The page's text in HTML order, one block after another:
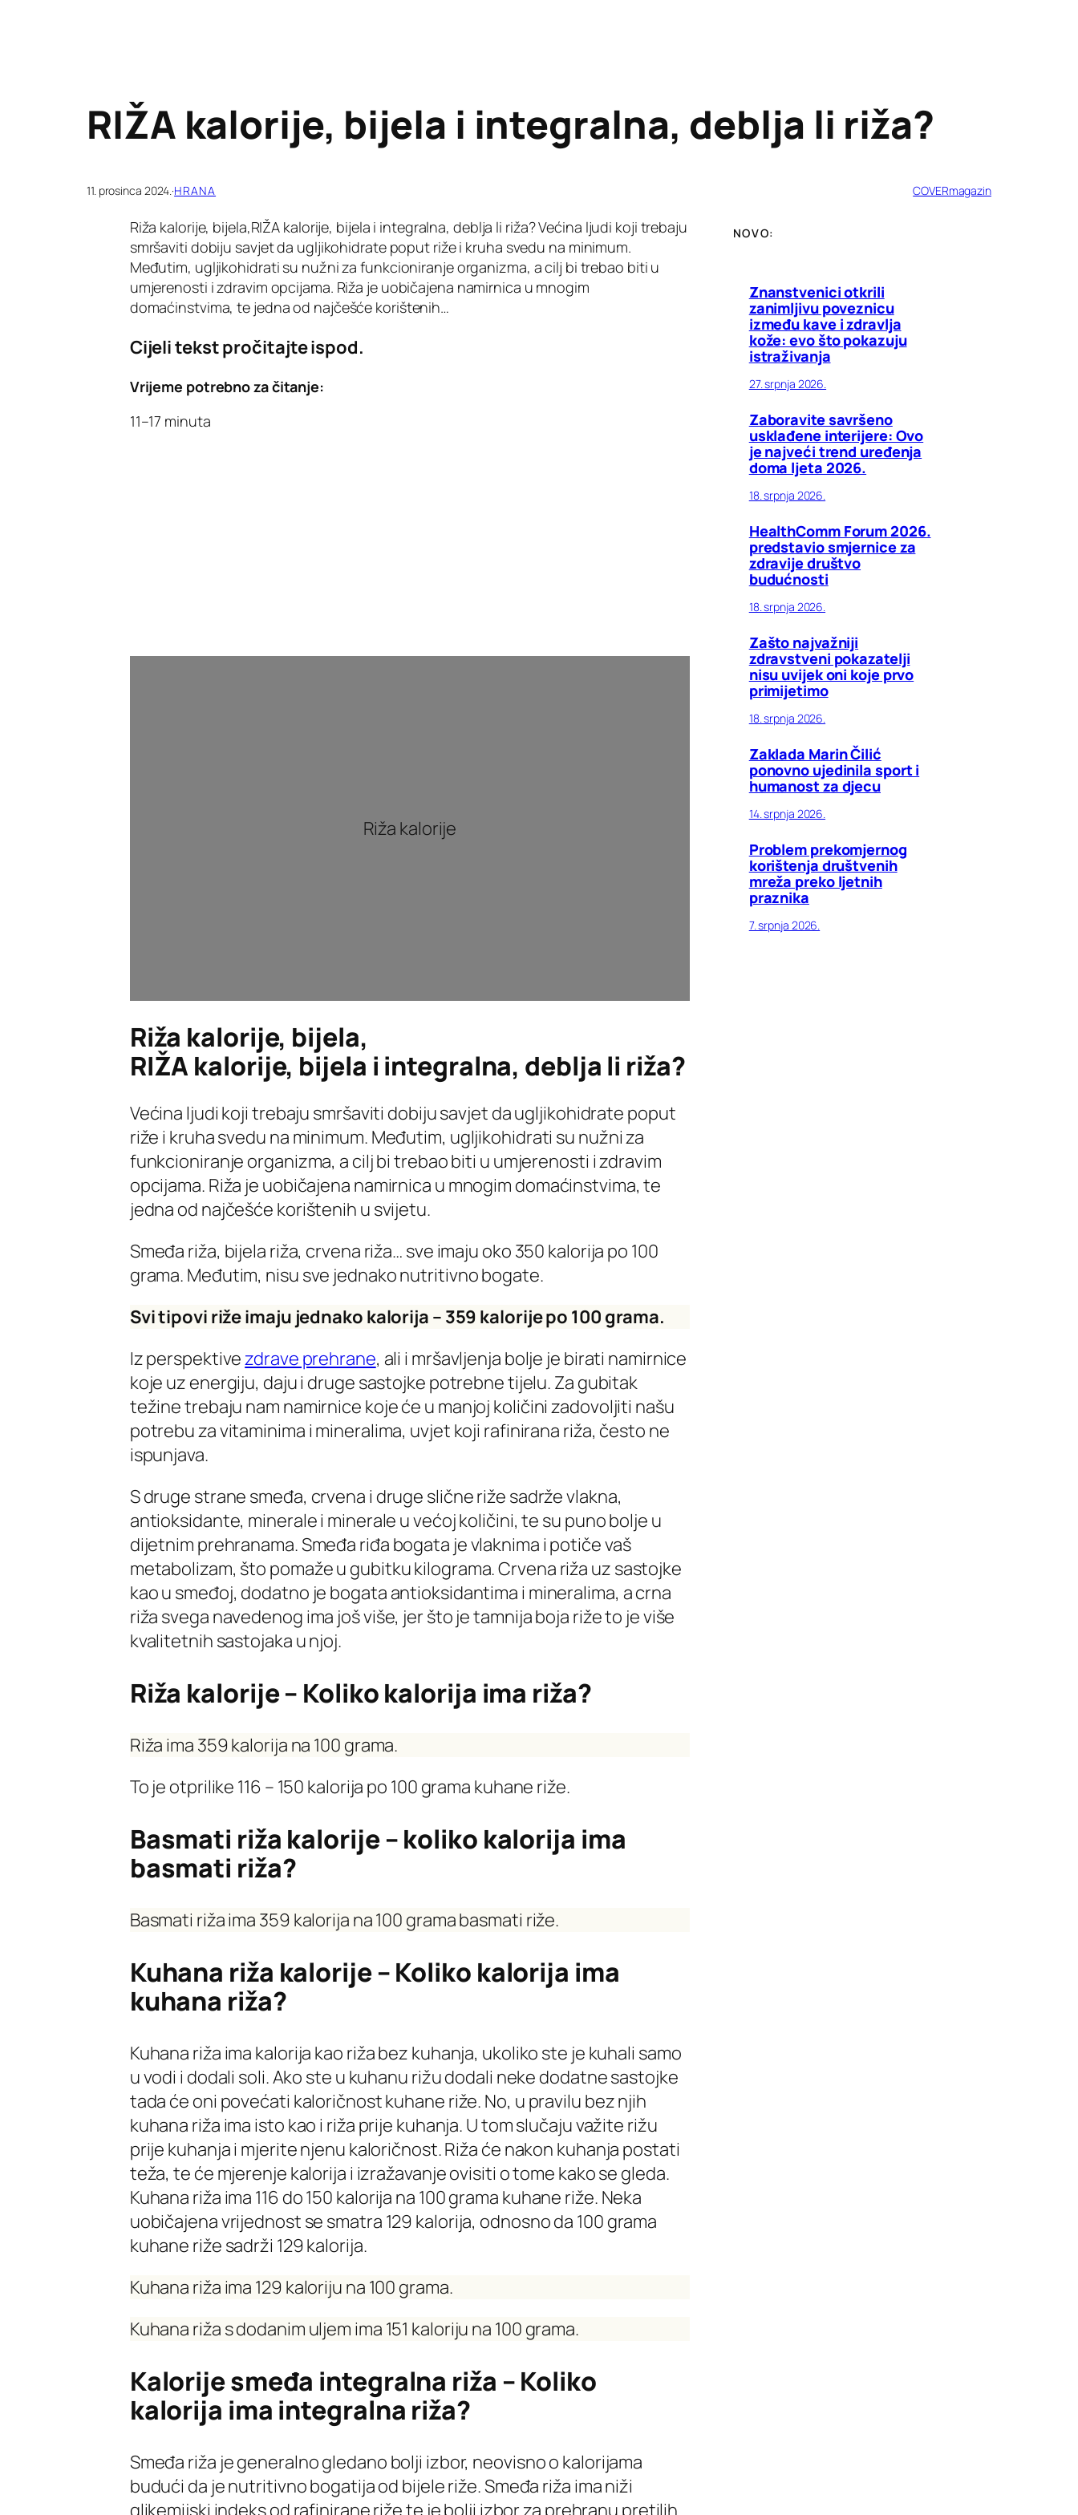
RIŽA kalorije, bijela i integralna, deblja li riža?
11. prosinca 2024.·HRANA COVERmagazin
Riža kalorije, bijela,RIŽA kalorije, bijela i integralna, deblja li riža? Većina ljudi koji trebaju
smršaviti dobiju savjet da ugljikohidrate poput riže i kruha svedu na minimum.
Međutim, ugljikohidrati su nužni za funkcioniranje organizma, a cilj bi trebao biti u
umjerenosti i zdravim opcijama. Riža je uobičajena namirnica u mnogim
domaćinstvima, te jedna od najčešće korištenih…
Cijeli tekst pročitajte ispod.
Vrijeme potrebno za čitanje:
11–17 minuta
Riža kalorije
Riža kalorije, bijela,
RIŽA kalorije, bijela i integralna, deblja li riža?
Većina ljudi koji trebaju smršaviti dobiju savjet da ugljikohidrate poput
riže i kruha svedu na minimum. Međutim, ugljikohidrati su nužni za
funkcioniranje organizma, a cilj bi trebao biti u umjerenosti i zdravim
opcijama. Riža je uobičajena namirnica u mnogim domaćinstvima, te
jedna od najčešće korištenih u svijetu.
Smeđa riža, bijela riža, crvena riža… sve imaju oko 350 kalorija po 100
grama. Međutim, nisu sve jednako nutritivno bogate.
Svi tipovi riže imaju jednako kalorija – 359 kalorije po 100 grama.
Iz perspektivezdrave prehrane, ali i mršavljenja bolje je birati namirnice
koje uz energiju, daju i druge sastojke potrebne tijelu. Za gubitak
težine trebaju nam namirnice koje će u manjoj količini zadovoljiti našu
potrebu za vitaminima i mineralima, uvjet koji rafinirana riža, često ne
ispunjava.
S druge strane smeđa, crvena i druge slične riže sadrže vlakna,
antioksidante, minerale i minerale u većoj količini, te su puno bolje u
dijetnim prehranama. Smeđa riđa bogata je vlaknima i potiče vaš
metabolizam, što pomaže u gubitku kilograma. Crvena riža uz sastojke
kao u smeđoj, dodatno je bogata antioksidantima i mineralima, a crna
riža svega navedenog ima još više, jer što je tamnija boja riže to je više
kvalitetnih sastojaka u njoj.
Riža kalorije – Koliko kalorija ima riža?
Riža ima 359 kalorija na 100 grama.
To je otprilike 116 – 150 kalorija po 100 grama kuhane riže.
Basmati riža kalorije – koliko kalorija ima
basmati riža?
Basmati riža ima 359 kalorija na 100 grama basmati riže.
Kuhana riža kalorije – Koliko kalorija ima
kuhana riža?
Kuhana riža ima kalorija kao riža bez kuhanja, ukoliko ste je kuhali samo
u vodi i dodali soli. Ako ste u kuhanu rižu dodali neke dodatne sastojke
tada će oni povećati kaloričnost kuhane riže. No, u pravilu bez njih
kuhana riža ima isto kao i riža prije kuhanja. U tom slučaju važite rižu
prije kuhanja i mjerite njenu kaloričnost. Riža će nakon kuhanja postati
teža, te će mjerenje kalorija i izražavanje ovisiti o tome kako se gleda.
Kuhana riža ima 116 do 150 kalorija na 100 grama kuhane riže. Neka
uobičajena vrijednost se smatra 129 kalorija, odnosno da 100 grama
kuhane riže sadrži 129 kalorija.
Kuhana riža ima 129 kaloriju na 100 grama.
Kuhana riža s dodanim uljem ima 151 kaloriju na 100 grama.
Kalorije smeđa integralna riža – Koliko
kalorija ima integralna riža?
Smeđa riža je generalno gledano bolji izbor, neovisno o kalorijama
budući da je nutritivno bogatija od bijele riže. Smeđa riža ima niži
NOVO:
Znanstvenici otkrili
zanimljivu poveznicu
između kave i zdravlja
kože: evo što pokazuju
istraživanja
27. srpnja 2026.
Zaboravite savršeno
usklađene interijere: Ovo
je najveći trend uređenja
doma ljeta 2026.
18. srpnja 2026.
HealthComm Forum 2026.
predstavio smjernice za
zdravije društvo
budućnosti
18. srpnja 2026.
Zašto najvažniji
zdravstveni pokazatelji
nisu uvijek oni koje prvo
primijetimo
18. srpnja 2026.
Zaklada Marin Čilić
ponovno ujedinila sport i
humanost za djecu
14. srpnja 2026.
Problem prekomjernog
korištenja društvenih
mreža preko ljetnih
praznika
7. srpnja 2026.